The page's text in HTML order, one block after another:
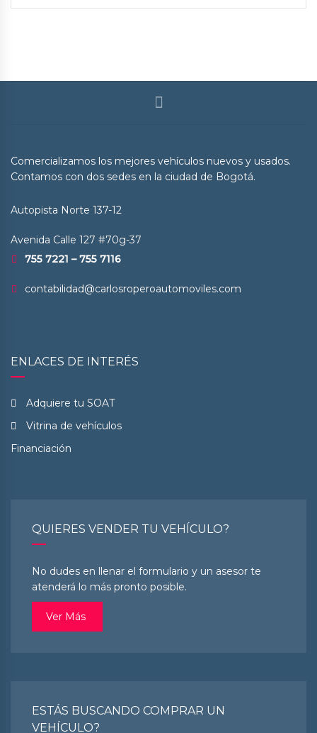
Comercializamos los mejores vehículos nuevos y usados.
Contamos con dos sedes en la ciudad de Bogotá.
Autopista Norte 137-12
Avenida Calle 127 #70g-37
755 7221 – 755 7116
contabilidad@carlosroperoautomoviles.com
ENLACES DE INTERÉS
Adquiere tu SOAT
Vitrina de vehículos
Financiación
QUIERES VENDER TU VEHÍCULO?
No dudes en llenar el formulario y un asesor te
atenderá lo más pronto posible.
Ver Más
ESTÁS BUSCANDO COMPRAR UN
VEHÍCULO?